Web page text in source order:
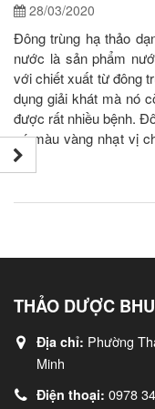
28/03/2020
Đông trùng hạ thảo
nước là sản phẩm
với chiết xuất từ đông
dụng giải khát mà nó
được rất nhiều bệnh.
có màu vàng nhạt vị
[...]
THẢO DƯỢC
Địa chỉ: Phường
Minh
Điện thoại: 0978